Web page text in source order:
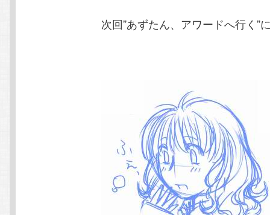
次回”あずたん、アワードへ行く”に